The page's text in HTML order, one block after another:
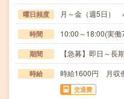
曜日頻度 月～金（週5日）
時間 10:00～18:00(実
期間 【急募】即日～長
時給 時給1600円 月収
交通費